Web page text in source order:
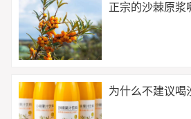
正宗的沙棘原浆
为什么不建议喝